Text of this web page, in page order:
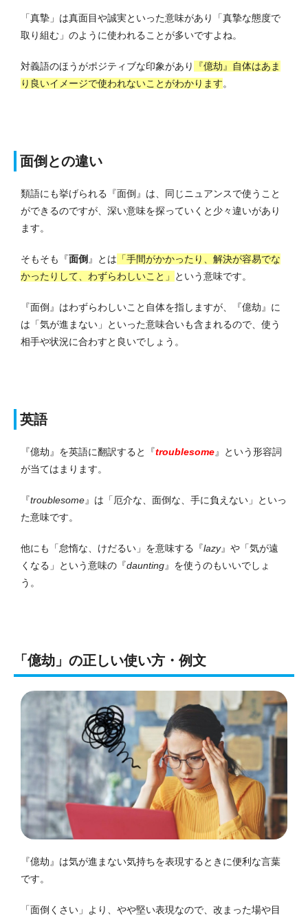
「真摯」は真面目や誠実といった意味があり「真摯な態度で
取り組む」のように使われることが多いですよね。
対義語のほうがポジティブな印象があり
『億劫』自体はあま
り良いイメージで使われないことがわかります。
面倒との違い
類語にも挙げられる『面倒』は、同じニュアンスで使うこと
ができるのですが、深い意味を探っていくと少々違いがあり
ます。
そもそも『面倒 』とは 「手間がかかったり、解決が容易でな
かったりして、わずらわしいこと」
という意味です。
『面倒』はわずらわしいこと自体を指しますが、『億劫』に
は「気が進まない」といった意味合いも含まれるので、使う
相手や状況に合わすと良いでしょう。
英語
『億劫』を英語に翻訳すると『troublesome』という形容詞
が当てはまります。
『troublesome』は「厄介な、面倒な、手に負えない」といっ
た意味です。
他にも「怠惰な、けだるい」を意味する『lazy』や「気が遠
くなる」という意味の『daunting』を使うのもいいでしょ
う。
「億劫」の正しい使い方・例文
『億劫』は気が進まない気持ちを表現するときに便利な言葉
です。
「面倒くさい」より、やや堅い表現なので、改まった場や目